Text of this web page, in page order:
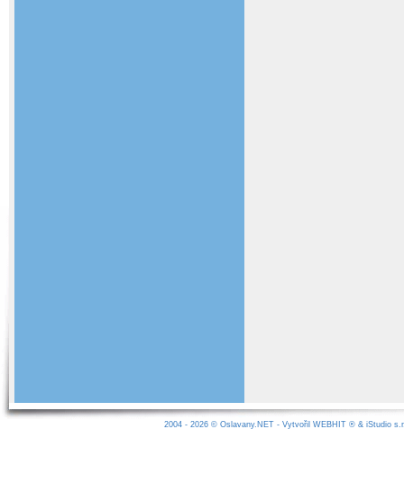
2004 - 2026 © Oslavany.NET - Vytvořil WEBHIT ® & iStudio